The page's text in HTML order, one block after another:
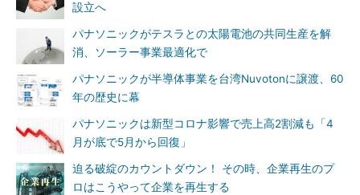
設立へ
パナソニックがテスラとの太陽電池の共同生産を解
消、ソーラー事業最適化で
パナソニックが半導体事業を台湾Nuvotonに譲渡、60
年の歴史に幕
パナソニックは新型コロナ影響で売上高2割減も「4
月が底で5月から回復」
迫る破綻のカウントダウン！ その時、企業再生のプ
ロはこうやって企業を再生する